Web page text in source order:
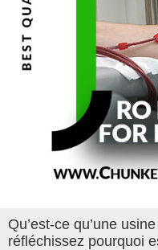
Qu’est-ce qu’une
réfléchissez pourquoi